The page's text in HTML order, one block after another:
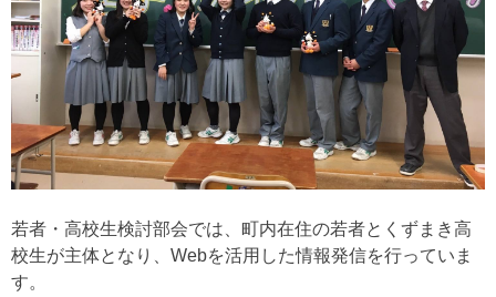
若者・高校生検討部会では、町内在住の若者とくずまき高
校生が主体となり、Webを活用した情報発信を行っていま
す。